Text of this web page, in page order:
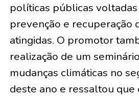
políticas públicas
prevenção e recuperação
atingidas. O promotor
realização de um
mudanças climáticas no
deste ano e ressaltou que